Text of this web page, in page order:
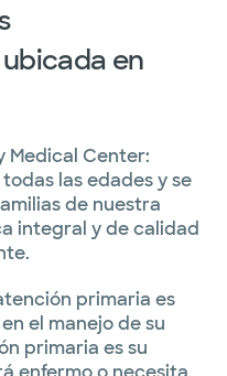
en
Medical Center:
las edades y se
de nuestra
integral y de calidad
primaria es
el manejo de su
primaria es su